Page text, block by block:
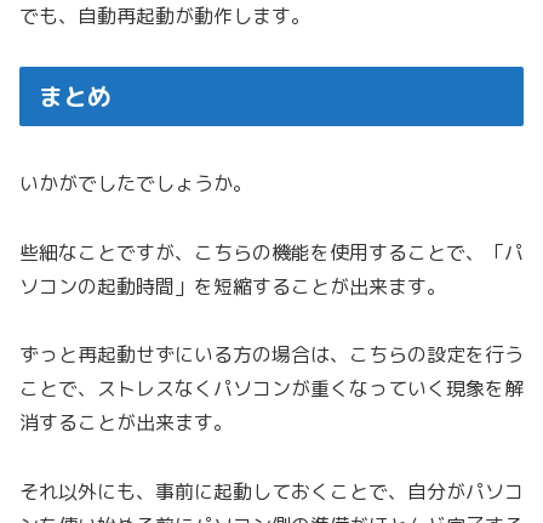
でも、自動再起動が動作します。
まとめ
いかがでしたでしょうか。
些細なことですが、こちらの機能を使用することで、「パ
ソコンの起動時間」を短縮することが出来ます。
ずっと再起動せずにいる方の場合は、こちらの設定を行う
ことで、ストレスなくパソコンが重くなっていく現象を解
消することが出来ます。
それ以外にも、事前に起動しておくことで、自分がパソコ